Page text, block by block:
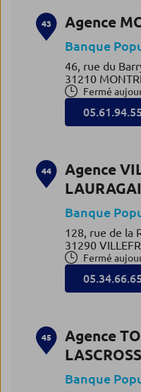
43 Agence
Banque
46, rue du
31210
Fermé
44
Agence
Banque
128, rue de la
31290
Fermé
45
Agence
Banque